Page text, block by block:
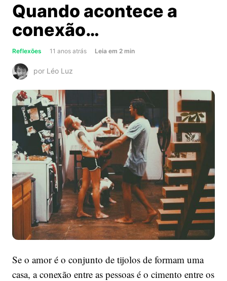
Quando acontece a
conexão…
Reflexões 11 anos atrás Leia about
conexão…
em 2 min
por Léo Luz
Se o amor é o conjunto de tijolos de formam uma
casa, a conexão entre as pessoas é o cimento entre os